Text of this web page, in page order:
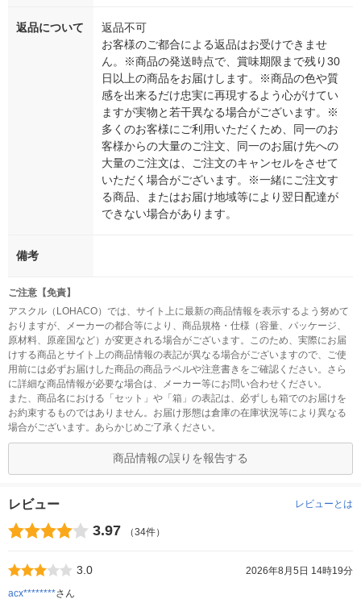
返品について
返品不可
お客様のご都合による返品はお受けできませ
ん。※商品の発送時点で、賞味期限まで残り30
日以上の商品をお届けします。※商品の色や質
感を出来るだけ忠実に再現するよう心がけてい
ますが実物と若干異なる場合がございます。※
多くのお客様にご利用いただくため、同一のお
客様からの大量のご注文、同一のお届け先への
大量のご注文は、ご注文のキャンセルをさせて
いただく場合がございます。※一緒にご注文す
る商品、またはお届け地域等により翌日配達が
できない場合があります。
備考
ご注意【免責】
アスクル（LOHACO）では、サイト上に最新の商品情報を表示するよう努めて
おりますが、メーカーの都合等により、商品規格・仕様（容量、パッケージ、
原材料、原産国など）が変更される場合がございます。このため、実際にお届
けする商品とサイト上の商品情報の表記が異なる場合がございますので、ご使
用前には必ずお届けした商品の商品ラベルや注意書きをご確認ください。さら
に詳細な商品情報が必要な場合は、メーカー等にお問い合わせください。
また、商品名における「セット」や「箱」の表記は、必ずしも箱でのお届けを
お約束するものではありません。お届け形態は倉庫の在庫状況等により異なる
場合がございます。あらかじめご了承ください。
商品情報の誤りを報告する
レビュー レビューとは
3.97 （34件）
3.0
2026年8月5日 14時19分
acx********さん